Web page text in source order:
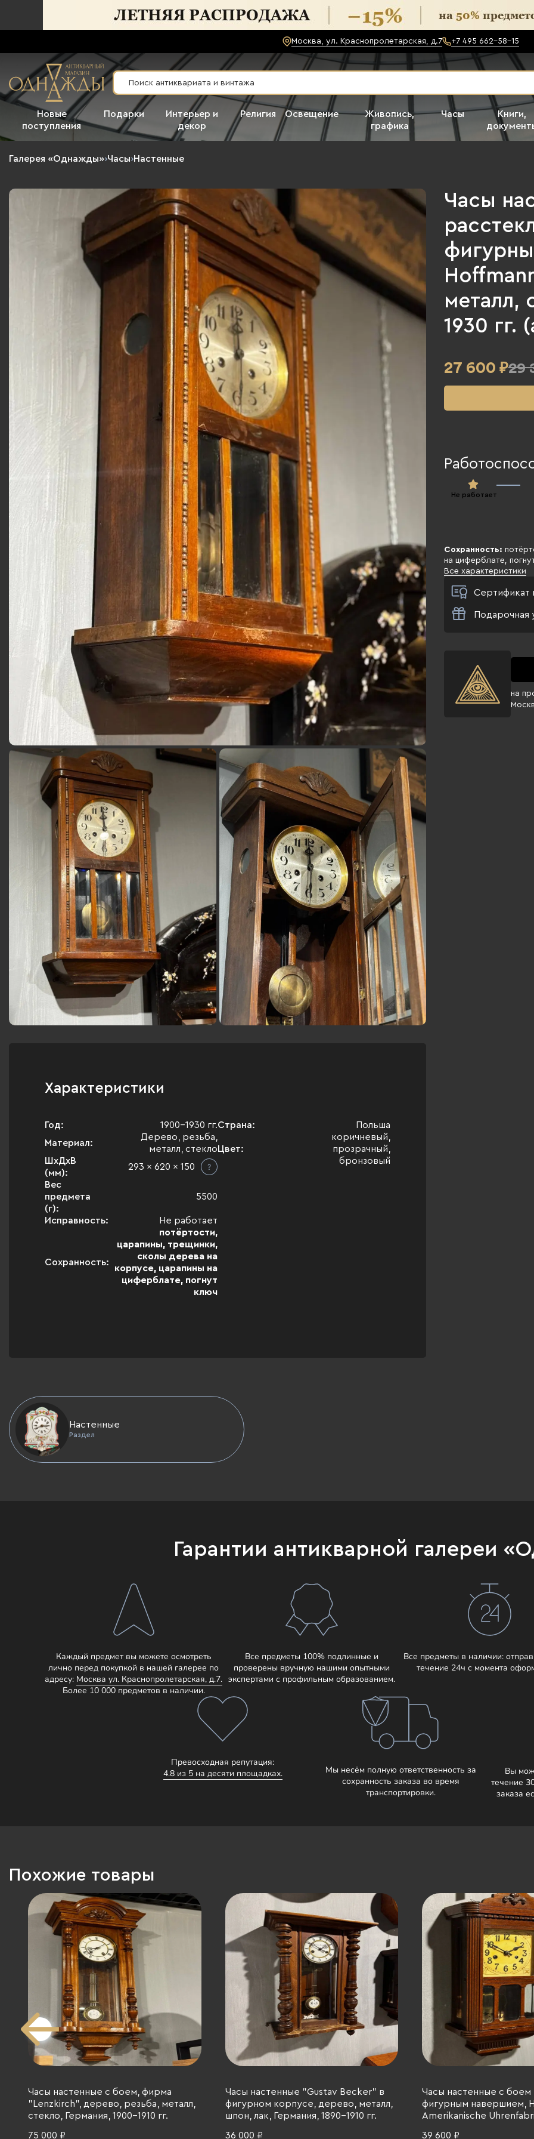
Москва, ул. Краснопролетарская, д.7 +7 495 662-58-15
Новые
поступления
Подарки
Интерьер и
декор
Религия Освещение
Живопись,
графика
Часы
Книги,
Галерея «Однажды»›Часы›Настенные
Часы
металл,
1930 гг.
27 600 ₽29
Не работает
Сохранность:
на циферблате,
Все характеристики
Сертификат
Подарочная
на
Характеристики
Год:
1900-1930 гг.
Материал:
Дерево, резьба,
металл, стекло
ШхДхВ
(мм):
293 x 620 x 150
Вес
предмета
(г):
5500
Исправность: Не работает
Сохранность:
потёртости,
царапины, трещинки,
сколы дерева на
корпусе, царапины на
циферблате, погнут
ключ
Страна: Польша
Цвет:
коричневый,
прозрачный,
бронзовый
Настенные
Раздел
Гарантии антикварной галереи
Каждый предмет вы можете осмотреть
лично перед покупкой в нашей галерее по
адресу: Москва ул. Краснопролетарская, д.7.
Более 10 000 предметов в наличии.
Все предметы 100% подлинные и
проверены вручную нашими опытными
экспертами с профильным образованием.
Все предметы в наличии:
течение 24ч с момента
Превосходная репутация:
4.8 из 5 на десяти площадках.
Мы несём полную ответственность за
сохранность заказа во время
транспортировки.
Вы
течение
заказа
Похожие товары
Часы настенные с боем, фирма
"Lenzkirch", дерево, резьба, металл,
стекло, Германия, 1900-1910 гг.
75 000 ₽
Часы настенные "Gustav Becker" в
фигурном корпусе, дерево, металл,
шпон, лак, Германия, 1890-1910 гг.
36 000 ₽
Часы настенные с боем
фигурным навершием,
Amerikanische
39 600 ₽